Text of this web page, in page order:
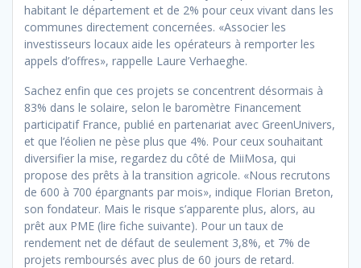
habitant le département et de 2% pour ceux vivant dans les
communes directement concernées. «Associer les
investisseurs locaux aide les opérateurs à remporter les
appels d’offres», rappelle Laure Verhaeghe.
Sachez enfin que ces projets se concentrent désormais à
83% dans le solaire, selon le baromètre Financement
participatif France, publié en partenariat avec GreenUnivers,
et que l’éolien ne pèse plus que 4%. Pour ceux souhaitant
diversifier la mise, regardez du côté de MiiMosa, qui
propose des prêts à la transition agricole. «Nous recrutons
de 600 à 700 épargnants par mois», indique Florian Breton,
son fondateur. Mais le risque s’apparente plus, alors, au
prêt aux PME (lire fiche suivante). Pour un taux de
rendement net de défaut de seulement 3,8%, et 7% de
projets remboursés avec plus de 60 jours de retard.